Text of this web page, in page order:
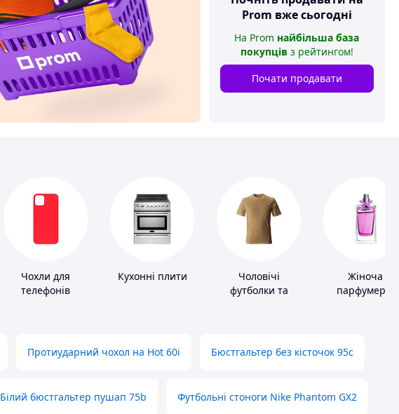
Prom вже сьогодні
На Prom найбільша база
покупців з рейтингом!
Почати продавати
Чохли для
телефонів
Кухонні плити
Чоловічі
футболки та
Жіноча
парфумерія
Протиударний чохол на Hot 60i Бюстгальтер без кісточок 95с
Білий бюстгальтер пушап 75b Футбольні стоноги Nike Phantom GX2